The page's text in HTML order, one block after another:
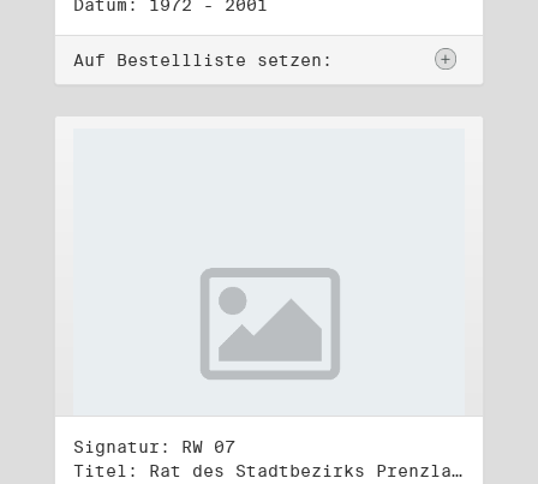
Datum: 1972 - 2001
Auf Bestellliste setzen:
Signatur: RW 07
Titel: Rat des Stadtbezirks Prenzlauer Berg in Berlin